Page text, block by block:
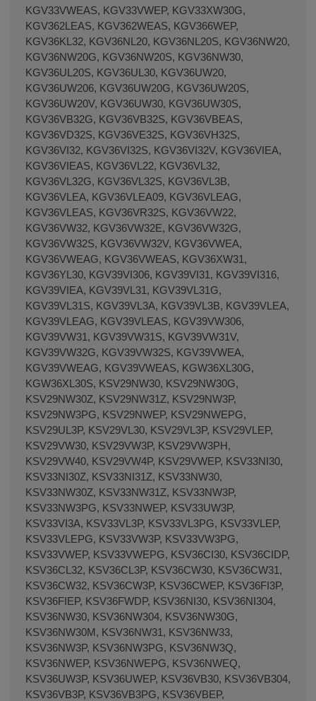
KGV33VWEAS, KGV33VWEP, KGV33XW30G,
KGV362LEAS, KGV362WEAS, KGV366WEP,
KGV36KL32, KGV36NL20, KGV36NL20S, KGV36NW20,
KGV36NW20G, KGV36NW20S, KGV36NW30,
KGV36UL20S, KGV36UL30, KGV36UW20,
KGV36UW206, KGV36UW20G, KGV36UW20S,
KGV36UW20V, KGV36UW30, KGV36UW30S,
KGV36VB32G, KGV36VB32S, KGV36VBEAS,
KGV36VD32S, KGV36VE32S, KGV36VH32S,
KGV36VI32, KGV36VI32S, KGV36VI32V, KGV36VIEA,
KGV36VIEAS, KGV36VL22, KGV36VL32,
KGV36VL32G, KGV36VL32S, KGV36VL3B,
KGV36VLEA, KGV36VLEA09, KGV36VLEAG,
KGV36VLEAS, KGV36VR32S, KGV36VW22,
KGV36VW32, KGV36VW32E, KGV36VW32G,
KGV36VW32S, KGV36VW32V, KGV36VWEA,
KGV36VWEAG, KGV36VWEAS, KGV36XW31,
KGV36YL30, KGV39VI306, KGV39VI31, KGV39VI316,
KGV39VIEA, KGV39VL31, KGV39VL31G,
KGV39VL31S, KGV39VL3A, KGV39VL3B, KGV39VLEA,
KGV39VLEAG, KGV39VLEAS, KGV39VW306,
KGV39VW31, KGV39VW31S, KGV39VW31V,
KGV39VW32G, KGV39VW32S, KGV39VWEA,
KGV39VWEAG, KGV39VWEAS, KGW36XL30G,
KGW36XL30S, KSV29NW30, KSV29NW30G,
KSV29NW30Z, KSV29NW31Z, KSV29NW3P,
KSV29NW3PG, KSV29NWEP, KSV29NWEPG,
KSV29UL3P, KSV29VL30, KSV29VL3P, KSV29VLEP,
KSV29VW30, KSV29VW3P, KSV29VW3PH,
KSV29VW40, KSV29VW4P, KSV29VWEP, KSV33NI30,
KSV33NI30Z, KSV33NI31Z, KSV33NW30,
KSV33NW30Z, KSV33NW31Z, KSV33NW3P,
KSV33NW3PG, KSV33NWEP, KSV33UW3P,
KSV33VI3A, KSV33VL3P, KSV33VL3PG, KSV33VLEP,
KSV33VLEPG, KSV33VW3P, KSV33VW3PG,
KSV33VWEP, KSV33VWEPG, KSV36CI30, KSV36CIDP,
KSV36CL32, KSV36CL3P, KSV36CW30, KSV36CW31,
KSV36CW32, KSV36CW3P, KSV36CWEP, KSV36FI3P,
KSV36FIEP, KSV36FWDP, KSV36NI30, KSV36NI304,
KSV36NW30, KSV36NW304, KSV36NW30G,
KSV36NW30M, KSV36NW31, KSV36NW33,
KSV36NW3P, KSV36NW3PG, KSV36NW3Q,
KSV36NWEP, KSV36NWEPG, KSV36NWEQ,
KSV36UW3P, KSV36UWEP, KSV36VB30, KSV36VB304,
KSV36VB3P, KSV36VB3PG, KSV36VBEP,